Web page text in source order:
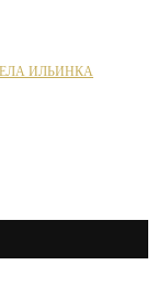
ИЛЬИНКА